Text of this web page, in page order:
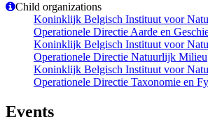
Child organizations
Koninklijk Belgisch Instituut voor
Operationele Directie Aarde en
Koninklijk Belgisch Instituut voor
Operationele Directie Natuurlijk Milieu
Koninklijk Belgisch Instituut voor
Operationele Directie Taxonomie en
Events